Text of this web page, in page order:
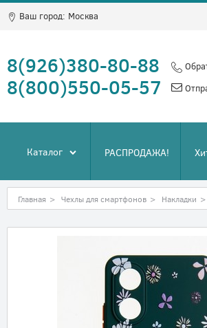
Ваш город: Москва
8(926)380-80-88
8(800)550-05-57
Каталог РАСПРОДАЖА!
Главная > Чехлы для смартфонов > Накладки >